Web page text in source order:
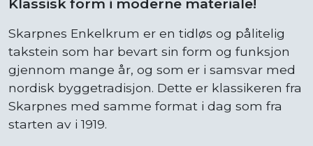
Skarpnes Enkelkrum er en tidløs og pålitelig
takstein som har bevart sin form og funksjon
gjennom mange år, og som er i samsvar med
nordisk byggetradisjon. Dette er klassikeren fra
Skarpnes med samme format i dag som fra
starten av i 1919.